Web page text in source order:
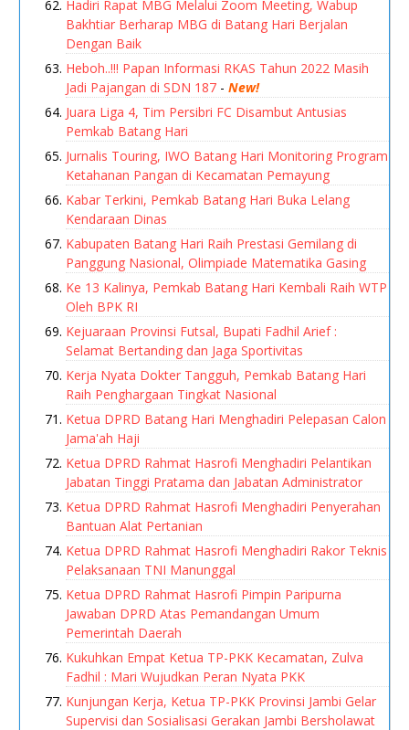
Hadiri Rapat MBG Melalui Zoom Meeting, Wabup
Bakhtiar Berharap MBG di Batang Hari Berjalan
Dengan Baik
Heboh..!!! Papan Informasi RKAS Tahun 2022 Masih
Jadi Pajangan di SDN 187 -New!
Juara Liga 4, Tim Persibri FC Disambut Antusias
Pemkab Batang Hari
Jurnalis Touring, IWO Batang Hari Monitoring Program
Ketahanan Pangan di Kecamatan Pemayung
Kabar Terkini, Pemkab Batang Hari Buka Lelang
Kendaraan Dinas
Kabupaten Batang Hari Raih Prestasi Gemilang di
Panggung Nasional, Olimpiade Matematika Gasing
Ke 13 Kalinya, Pemkab Batang Hari Kembali Raih WTP
Oleh BPK RI
Kejuaraan Provinsi Futsal, Bupati Fadhil Arief :
Selamat Bertanding dan Jaga Sportivitas
Kerja Nyata Dokter Tangguh, Pemkab Batang Hari
Raih Penghargaan Tingkat Nasional
Ketua DPRD Batang Hari Menghadiri Pelepasan Calon
Jama'ah Haji
Ketua DPRD Rahmat Hasrofi Menghadiri Pelantikan
Jabatan Tinggi Pratama dan Jabatan Administrator
Ketua DPRD Rahmat Hasrofi Menghadiri Penyerahan
Bantuan Alat Pertanian
Ketua DPRD Rahmat Hasrofi Menghadiri Rakor Teknis
Pelaksanaan TNI Manunggal
Ketua DPRD Rahmat Hasrofi Pimpin Paripurna
Jawaban DPRD Atas Pemandangan Umum
Pemerintah Daerah
Kukuhkan Empat Ketua TP-PKK Kecamatan, Zulva
Fadhil : Mari Wujudkan Peran Nyata PKK
Kunjungan Kerja, Ketua TP-PKK Provinsi Jambi Gelar
Supervisi dan Sosialisasi Gerakan Jambi Bersholawat